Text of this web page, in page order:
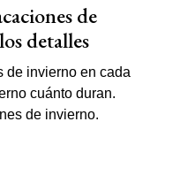
de
detalles